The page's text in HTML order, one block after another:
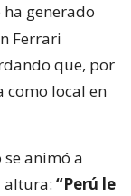
generado
Ferrari
que, por
como local en
animó a
altura: “Perú le